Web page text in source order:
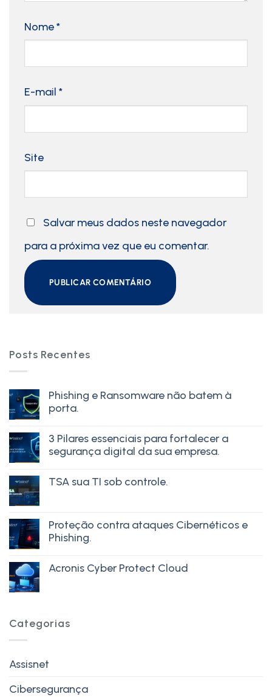
Nome*
E-mail *
Site
Salvar meus dados neste navegador
para a próxima vez que eu comentar.
Posts Recentes
Phishing e Ransomware não batem à
porta.
3 Pilares essenciais para fortalecer a
segurança digital da sua empresa.
TSA sua TI sob controle.
Proteção contra ataques Cibernéticos e
Phishing.
Acronis Cyber Protect Cloud
Categorias
Assisnet
Cibersegurança